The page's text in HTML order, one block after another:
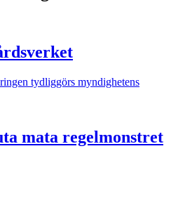
tydliggörs myndighetens
mata regelmonstret